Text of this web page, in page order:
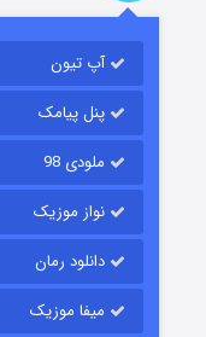
آپ تیون
پنل پیامک
ملودی 98
نواز موزیک
دانلود رمان
میفا موزیک